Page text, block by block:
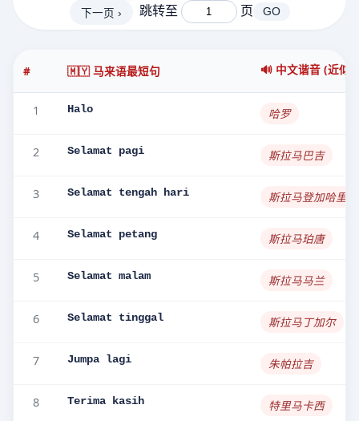
下一页 › 跳转至 页 GO
# 🇲🇾 马来语最短句 🔊 中文谐音 (近似)
1 Halo 哈罗
2 Selamat pagi 斯拉马巴吉
3 Selamat tengah hari 斯拉马登加哈里
4 Selamat petang 斯拉马珀唐
5 Selamat malam 斯拉马马兰
6 Selamat tinggal 斯拉马丁加尔
7 Jumpa lagi 朱帕拉吉
8 Terima kasih 特里马卡西